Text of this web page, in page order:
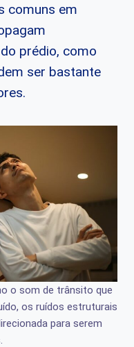
comuns em
prédio, como
ser bastante
o som de trânsito que
os ruídos estruturais
para serem